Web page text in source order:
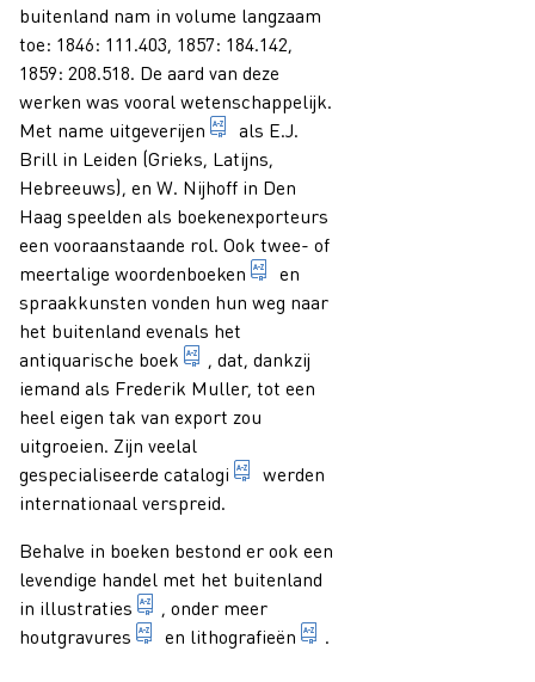
buitenland nam in volume langzaam
toe: 1846: 111.403, 1857: 184.142,
1859: 208.518. De aard van deze
werken was vooral wetenschappelijk.
Met name uitgeverijen bedrijf van een uitgever
als E.J.
Brill in Leiden (Grieks, Latijns,
Hebreeuws), en W. Nijhoff in Den
Haag speelden als boekenexporteurs
een vooraanstaande rol. Ook twee- of
meertalige woordenboeken alfabetisch of stystematisch
en
spraakkunsten vonden hun weg naar
het buitenland evenals het
antiquarische boek
gebruikt boek of uitgeversrestant dat
, dat, dankzij
iemand als Frederik Muller, tot een
heel eigen tak van export zou
uitgroeien. Zijn veelal
gespecialiseerde catalogi geordende inventaris van
werden
internationaal verspreid.
Behalve in boeken bestond er ook een
levendige handel met het buitenland
in illustraties voorstelling in een document dienend ter
, onder meer
houtgravures
1. hoogdruktechniek waarbij met een burijn
en lithografieën .